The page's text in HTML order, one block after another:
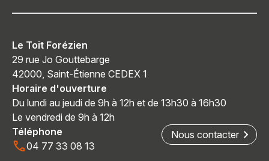
Le Toit Forézien
29 rue Jo Gouttebarge
42000, Saint-Étienne CEDEX 1
Horaire d'ouverture
Du lundi au jeudi de 9h à 12h et de 13h30 à 16h30
Le vendredi de 9h à 12h
Téléphone
04 77 33 08 13
Nous contacter